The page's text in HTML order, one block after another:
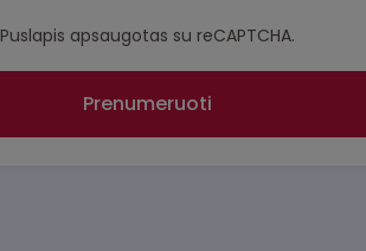
Puslapis apsaugotas su reCAPTCHA.
Prenumeruoti